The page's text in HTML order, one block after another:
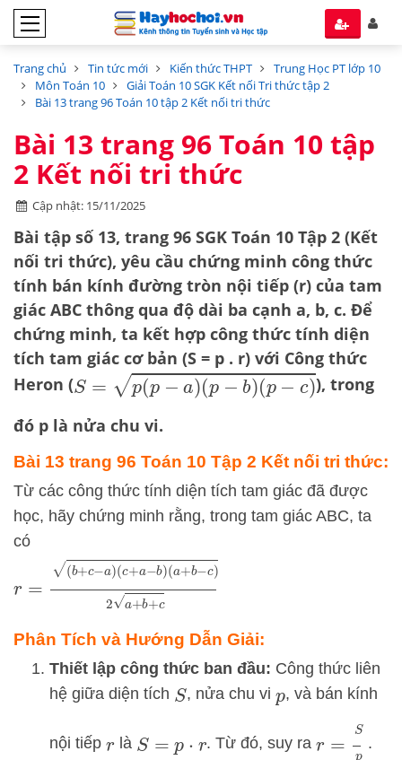
Trang chủ Tin tức mới Kiến thức THPT
Trung Học PT lớp 10
Môn Toán 10
Giải Toán 10 SGK Kết nối Tri thức tập 2
Bài 13 trang 96 Toán 10 tập 2 Kết nối tri thức
Bài 13 trang 96 Toán 10 tập
2 Kết nối tri thức
Cập nhật: 15/11/2025
Bài tập số 13, trang 96 SGK Toán 10 Tập 2 (Kết
nối tri thức), yêu cầu chứng minh công thức
tính bán kính đường tròn nội tiếp (r) của tam
giác ABC thông qua độ dài ba cạnh a, b, c. Để
chứng minh, ta kết hợp công thức tính diện
tích tam giác cơ bản (S = p . r) với Công thức
Heron (S=p (p−a)( p−b)(p − c)
), trong
đó p là nửa chu vi.
Bài 13 trang 96 Toán 10 Tập 2 Kết nối tri thức:
Từ các công thức tính diện tích tam giác đã được
học, hãy chứng minh rằng, trong tam giác ABC, ta
có
+c−a)(c+a−b)(a+b−c
Phân Tích và Hướng Dẫn Giải:
Thiết lập công thức ban đầu: Công thức liên
hệ giữa diện tích S, nửa chu vi p, và bán kính
nội tiếp rlà S =p ⋅r . Từ đó, suy ra p .